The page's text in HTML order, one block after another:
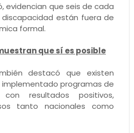
evidencian que seis de cada
están fuera de
formal.
que sí es posible
destacó que existen
programas de
con resultados positivos,
tanto nacionales como